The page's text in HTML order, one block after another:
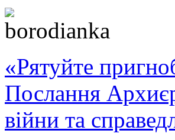
«Рятуйте
Послання
війни та